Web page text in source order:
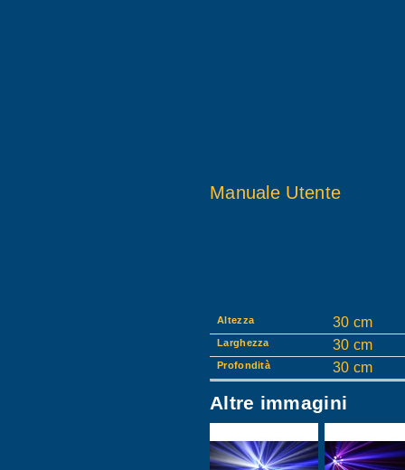
Manuale Utente
Altezza 30 cm
Larghezza 30 cm
Profondità 30 cm
Altre immagini